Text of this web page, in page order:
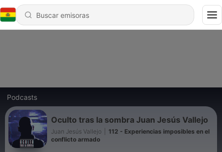
Podcasts
Oculto tras la sombra Juan Jesús Vallejo
Juan Jesús Vallejo
112 - Experiencias imposibles en el
conflicto armado